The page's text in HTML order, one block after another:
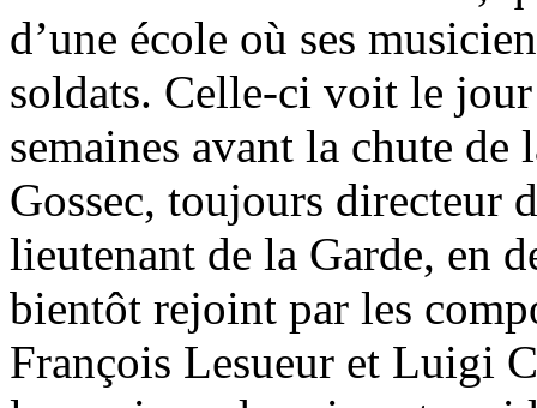
d’une école où ses
soldats. Celle-ci voit le
semaines avant la chute
Gossec, toujours directeur
lieutenant de la Garde, en
bientôt rejoint par les
François Lesueur et Luigi